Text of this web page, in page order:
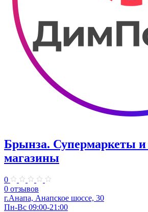
Брынза. Супермаркеты и
магазины
0
0 отзывов
г.Анапа, Анапское шоссе, 30
Пн-Вс 09:00-21:00